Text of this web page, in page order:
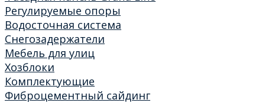
Регулируемые опоры
Водосточная система
Снегозадержатели
Мебель для улиц
Хозблоки
Комплектующие
Фиброцементный сайдинг